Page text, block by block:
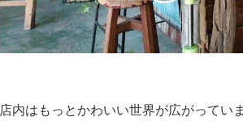
店内はもっとかわいい世界が広がってい